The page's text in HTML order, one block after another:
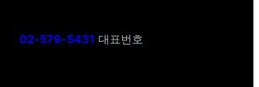
02-579-5431 대표번호